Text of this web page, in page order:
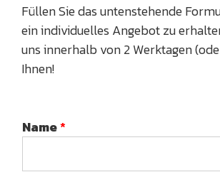
Füllen Sie das untenstehende
ein individuelles Angebot zu
uns innerhalb von 2 Werktagen
Ihnen!
Name*